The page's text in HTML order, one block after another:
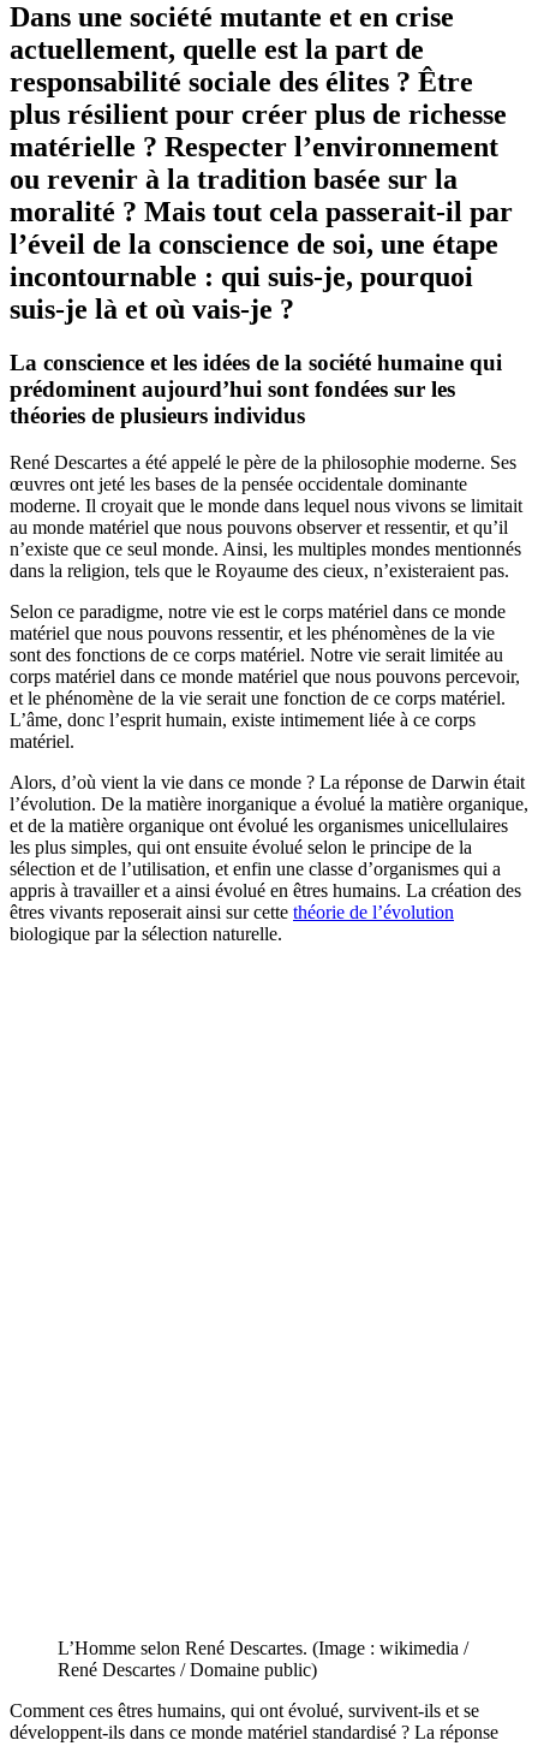
Dans une société mutante et en crise
actuellement, quelle est la part de
responsabilité sociale des élites ? Être
plus résilient pour créer plus de richesse
matérielle ? Respecter l’environnement
ou revenir à la tradition basée sur la
moralité ? Mais tout cela passerait-il par
l’éveil de la conscience de soi, une étape
incontournable : qui suis-je, pourquoi
suis-je là et où vais-je ?
La conscience et les idées de la société humaine qui
prédominent aujourd’hui sont fondées sur les
théories de plusieurs individus
René Descartes a été appelé le père de la philosophie moderne. Ses
œuvres ont jeté les bases de la pensée occidentale dominante
moderne. Il croyait que le monde dans lequel nous vivons se limitait
au monde matériel que nous pouvons observer et ressentir, et qu’il
n’existe que ce seul monde. Ainsi, les multiples mondes mentionnés
dans la religion, tels que le Royaume des cieux, n’existeraient pas.
Selon ce paradigme, notre vie est le corps matériel dans ce monde
matériel que nous pouvons ressentir, et les phénomènes de la vie
sont des fonctions de ce corps matériel. Notre vie serait limitée au
corps matériel dans ce monde matériel que nous pouvons percevoir,
et le phénomène de la vie serait une fonction de ce corps matériel.
L’âme, donc l’esprit humain, existe intimement liée à ce corps
matériel.
Alors, d’où vient la vie dans ce monde ? La réponse de Darwin était
l’évolution. De la matière inorganique a évolué la matière organique,
et de la matière organique ont évolué les organismes unicellulaires
les plus simples, qui ont ensuite évolué selon le principe de la
sélection et de l’utilisation, et enfin une classe d’organismes qui a
appris à travailler et a ainsi évolué en êtres humains. La création des
êtres vivants reposerait ainsi sur cette théorie de l’évolution
biologique par la sélection naturelle.
L’Homme selon René Descartes. (Image : wikimedia /
René Descartes / Domaine public)
Comment ces êtres humains, qui ont évolué, survivent-ils et se
développent-ils dans ce monde matériel standardisé ? La réponse